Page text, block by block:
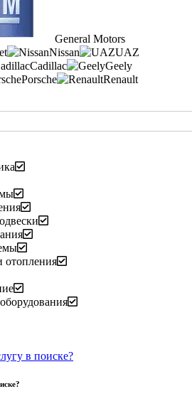
General Motors
Nissan
UAZ
Cadillac
Geely
Porsche Renault
отопления
в поиске?
?